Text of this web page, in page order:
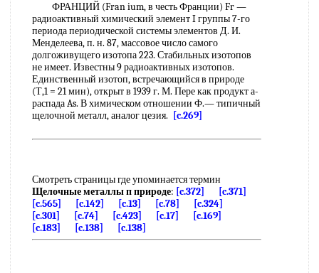
ФРАНЦИЙ (Fran ium, в честь Франции) Fr —
радиоактивный химический элемент I группы 7-го
периода периодической системы элементов Д. И.
Менделеева, п. н. 87, массовое число самого
долгоживущего изотопа 223. Стабильных изотопов
не имеет. Известны 9 радиоактивных изотопов.
Единственный изотоп, встречающийся в природе
(Т,1 = 21 мин), открыт в 1939 г. М. Пере как продукт а-
распада As. В химическом отношении Ф.— типичный
щелочной металл, аналог цезия.
[c.269]
Смотреть страницы где упоминается термин
Щелочные металлы п природе: [c.372]
[c.371]
[c.565]
[c.142] [c.13] [c.78]
[c.324]
[c.301]
[c.74] [c.423] [c.17]
[c.169]
[c.183]
[c.138] [c.138]